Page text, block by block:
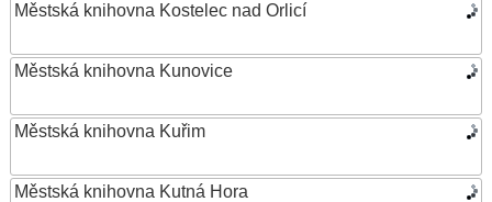
Městská knihovna Kostelec nad Orlicí
Městská knihovna Kunovice
Městská knihovna Kuřim
Městská knihovna Kutná Hora